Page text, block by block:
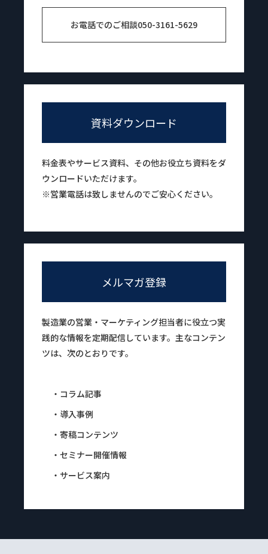
お電話でのご相談050-3161-5629
資料ダウンロード
料金表やサービス資料、その他お役立ち資料をダ
ウンロードいただけます。
※営業電話は致しませんのでご安心ください。
メルマガ登録
製造業の営業・マーケティング担当者に役立つ実
践的な情報を定期配信しています。主なコンテン
ツは、次のとおりです。
・コラム記事
・導入事例
・寄稿コンテンツ
・セミナー開催情報
・サービス案内